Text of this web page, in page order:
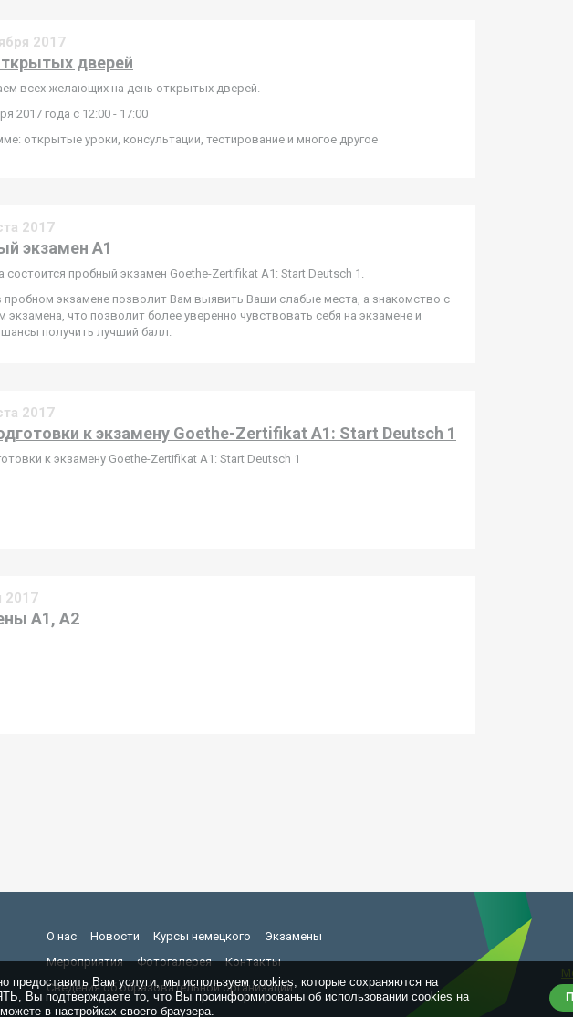
2017
дверей
всех желающих на день открытых дверей.
2017 года с 12:00 - 17:00
открытые уроки, консультации, тестирование и многое другое
2017
экзамен А1
состоится пробный экзамен Goethe-Zertifikat A1: Start Deutsch 1.
пробном экзамене позволит Вам выявить Ваши слабые места, а знакомство с
экзамена, что позволит более уверенно чувствовать себя на экзамене и
получить лучший балл.
2017
к экзамену Goethe-Zertifikat A1: Start Deutsch 1
к экзамену Goethe-Zertifikat A1: Start Deutsch 1
2017
А1, А2
О нас Новости Курсы немецкого
Экзамены
Мероприятия
Фотогалерея
Контакты
Сведения об образовательной организации
предоставить Вам услуги, мы используем cookies, которые сохраняются на
Вы подтверждаете то, что Вы проинформированы об использовании cookies на
в настройках своего браузера.